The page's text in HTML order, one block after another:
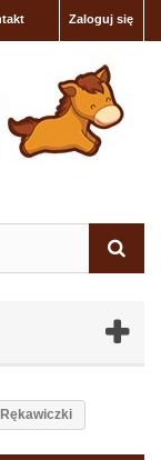
Zaloguj się
Rękawiczki